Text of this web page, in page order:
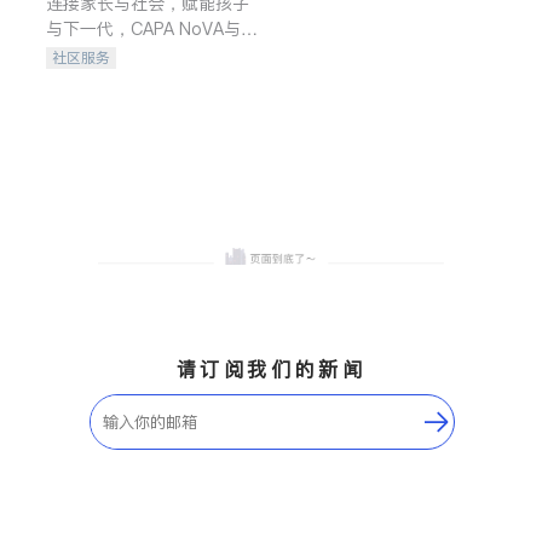
与下一代，CAPA NoVA与您
携手建设包容、公平、充满
社区服务
请订阅我们的新闻